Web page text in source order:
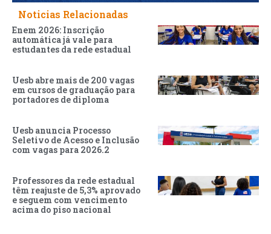
Noticias Relacionadas
Enem 2026: Inscrição
automática já vale para
estudantes da rede estadual
Uesb abre mais de 200 vagas
em cursos de graduação para
portadores de diploma
Uesb anuncia Processo
Seletivo de Acesso e Inclusão
com vagas para 2026.2
Professores da rede estadual
têm reajuste de 5,3% aprovado
e seguem com vencimento
acima do piso nacional